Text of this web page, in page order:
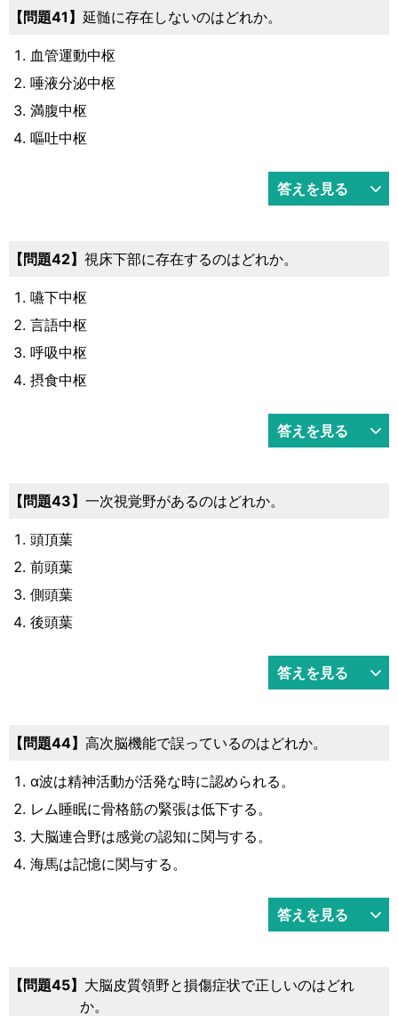
41 延髄に存在しないのはどれか。
血管運動中枢
唾液分泌中枢
満腹中枢
嘔吐中枢
答えを見る
42 視床下部に存在するのはどれか。
嚥下中枢
言語中枢
呼吸中枢
摂食中枢
答えを見る
43 一次視覚野があるのはどれか。
頭頂葉
前頭葉
側頭葉
後頭葉
答えを見る
44 高次脳機能で誤っているのはどれか。
α波は精神活動が活発な時に認められる。
レム睡眠に骨格筋の緊張は低下する。
大脳連合野は感覚の認知に関与する。
海馬は記憶に関与する。
答えを見る
45
大脳皮質領野と損傷症状で正しいのはどれ
か。